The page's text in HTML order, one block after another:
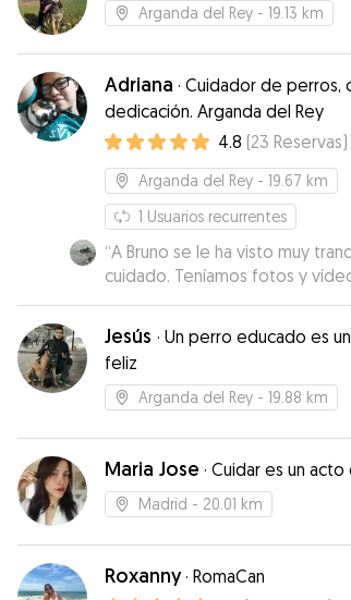
Arganda del Rey - 19.13 km
Adriana · Cuidador de perros,
dedicación. Arganda del Rey
4.8 (23 Reservas)
Arganda del Rey - 19.67 km
1 Usuarios recurrentes
“A Bruno se le ha visto muy
cuidado. Teníamos fotos y
perfecto.”
Jesús · Un perro educado es
feliz
Arganda del Rey - 19.88 km
Maria Jose · Cuidar es un
Madrid - 20.01 km
Roxanny· RomaCan